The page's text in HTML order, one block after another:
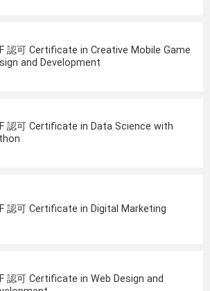
認可 Certificate in Creative Mobile Game
and Development
認可 Certificate in Data Science with
認可 Certificate in Digital Marketing
認可 Certificate in Web Design and